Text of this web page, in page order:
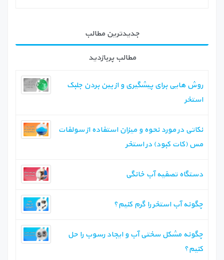
جدیدترین مطالب
مطالب پربازدید
روش هایی برای پیشگیری و از بین بردن جلبک
استخر
نکاتی در مورد نحوه و میزان استفاده از سولفات
مس (کات کبود) در استخر
دستگاه تصفیه آب خانگی
چگونه آب استخر را گرم کنیم؟
چگونه مشکل سختی آب و ایجاد رسوب را حل
کنیم؟